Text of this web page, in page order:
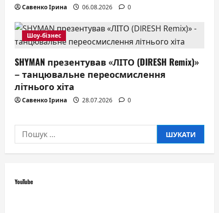
Савенко Ірина 06.08.2026 0
Шоу-бізнес
SHYMAN презентував «ЛІТО (DIRESH Remix)»
– танцювальне переосмислення
літнього хіта
Савенко Ірина 28.07.2026 0
Пошук:
YouTube